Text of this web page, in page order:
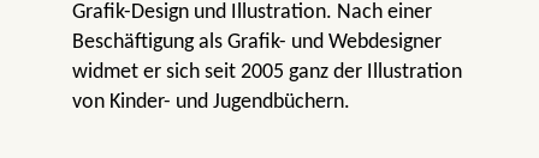
Grafik-Design und Illustration. Nach einer
Beschäftigung als Grafik- und Webdesigner
widmet er sich seit 2005 ganz der Illustration
von Kinder- und Jugendbüchern.